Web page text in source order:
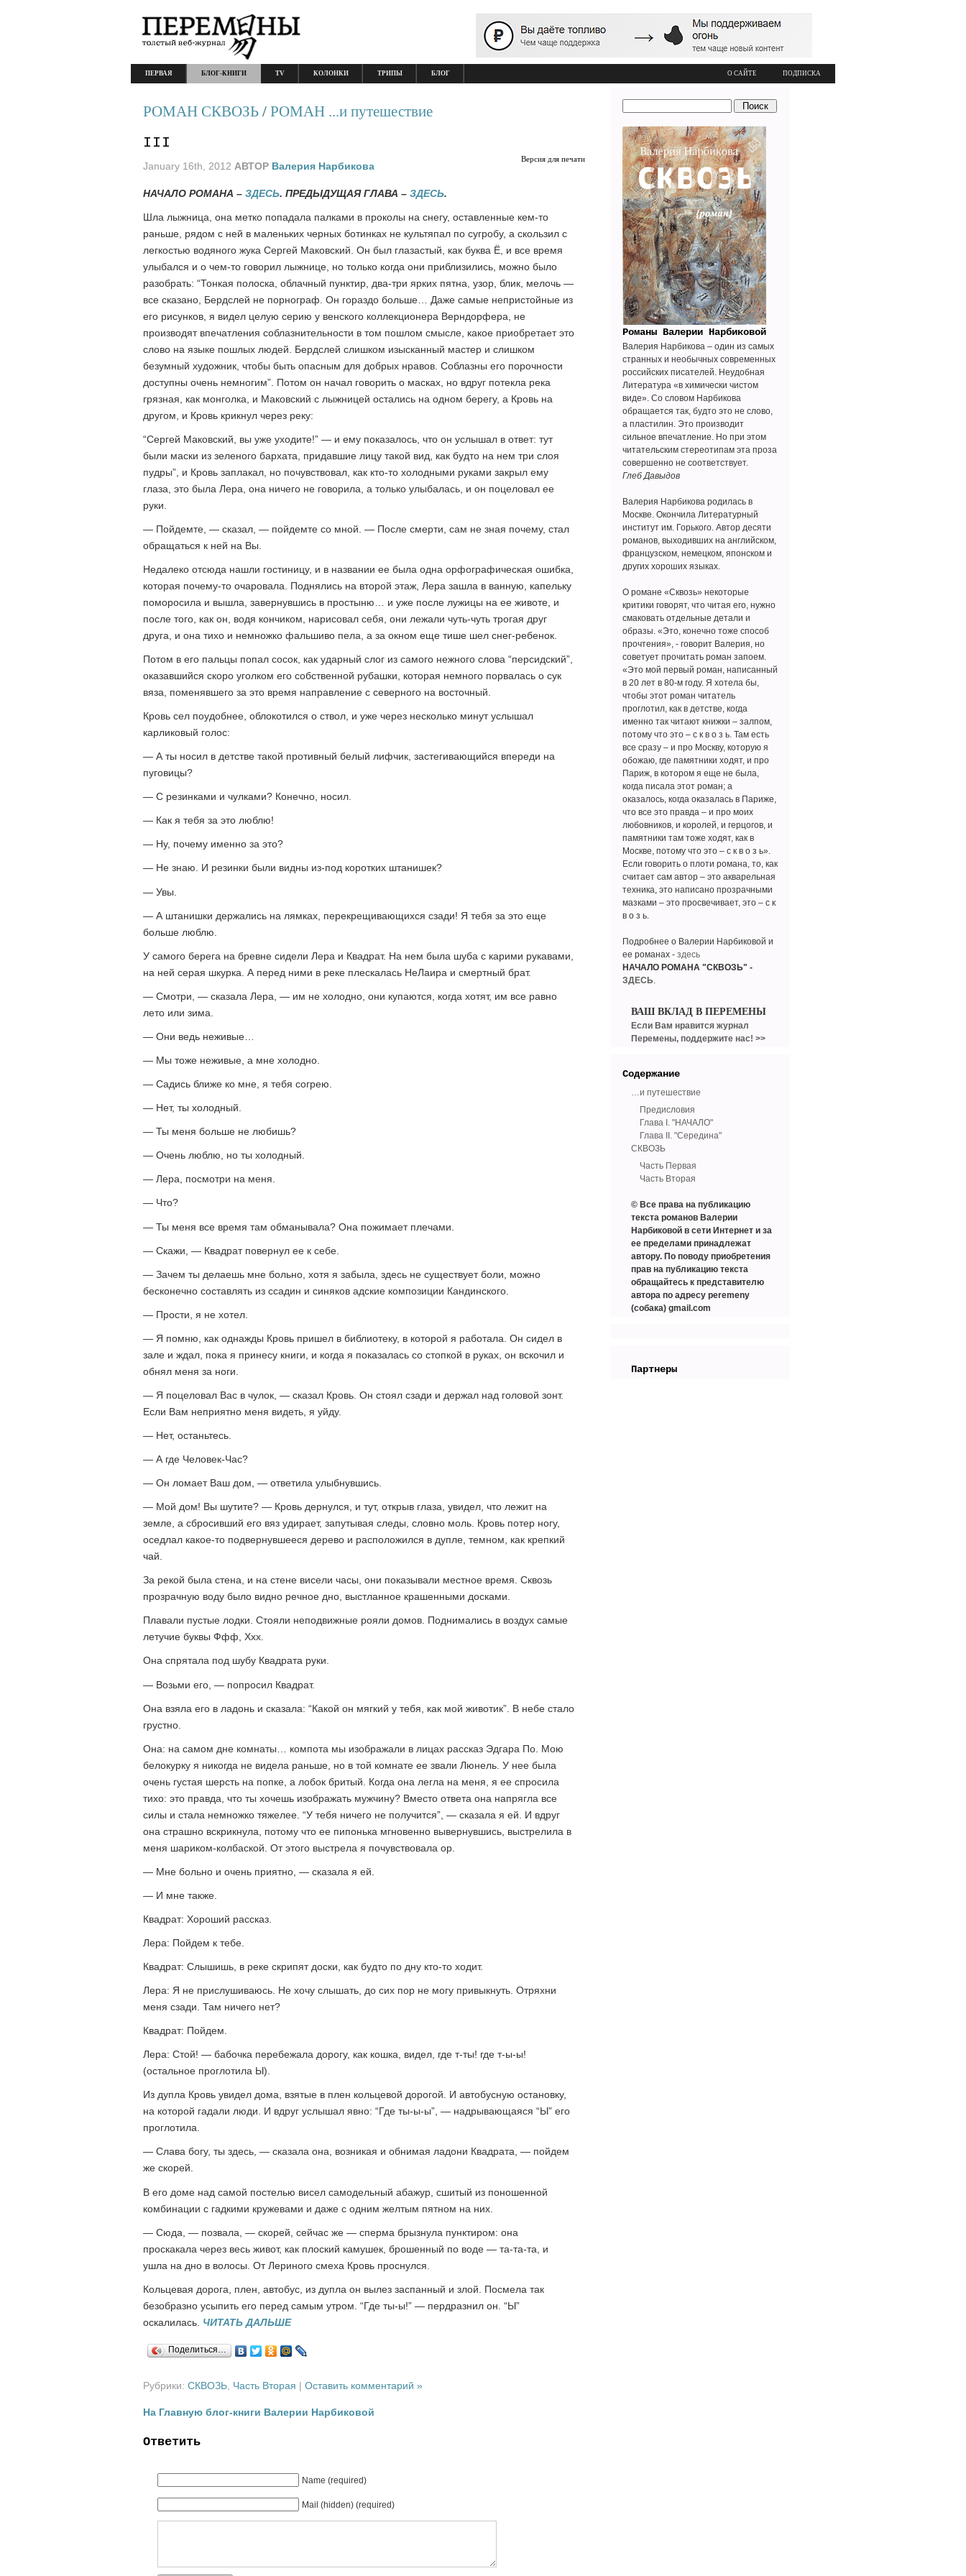
О САЙТЕ ПОДПИСКА
ПЕРВАЯ БЛОГ-КНИГИ TV КОЛОНКИ ТРИПЫ БЛОГ
РОМАН СКВОЗЬ / РОМАН ...и путешествие
III
Версия для печати
January 16th, 2012 АВТОР Валерия Нарбикова
НАЧАЛО РОМАНА – ЗДЕСЬ. ПРЕДЫДУЩАЯ ГЛАВА – ЗДЕСЬ.
Шла лыжница, она метко попадала палками в проколы на снегу, оставленные кем-то
раньше, рядом с ней в маленьких черных ботинках не культяпал по сугробу, а скользил с
легкостью водяного жука Сергей Маковский. Он был глазастый, как буква Ё, и все время
улыбался и о чем-то говорил лыжнице, но только когда они приблизились, можно было
разобрать: “Тонкая полоска, облачный пунктир, два-три ярких пятна, узор, блик, мелочь —
все сказано, Бердслей не порнограф. Он гораздо больше… Даже самые непристойные из
его рисунков, я видел целую серию у венского коллекционера Верндорфера, не
производят впечатления соблазнительности в том пошлом смысле, какое приобретает это
слово на языке пошлых людей. Бердслей слишком изысканный мастер и слишком
безумный художник, чтобы быть опасным для добрых нравов. Соблазны его порочности
доступны очень немногим”. Потом он начал говорить о масках, но вдруг потекла река
грязная, как монголка, и Маковский с лыжницей остались на одном берегу, а Кровь на
другом, и Кровь крикнул через реку:
“Сергей Маковский, вы уже уходите!” — и ему показалось, что он услышал в ответ: тут
были маски из зеленого бархата, придавшие лицу такой вид, как будто на нем три слоя
пудры”, и Кровь заплакал, но почувствовал, как кто-то холодными руками закрыл ему
глаза, это была Лера, она ничего не говорила, а только улыбалась, и он поцеловал ее
руки.
— Пойдемте, — сказал, — пойдемте со мной. — После смерти, сам не зная почему, стал
обращаться к ней на Вы.
Недалеко отсюда нашли гостиницу, и в названии ее была одна орфографическая ошибка,
которая почему-то очаровала. Поднялись на второй этаж, Лера зашла в ванную, капельку
поморосила и вышла, завернувшись в простыню… и уже после лужицы на ее животе, и
после того, как он, водя кончиком, нарисовал себя, они лежали чуть-чуть трогая друг
друга, и она тихо и немножко фальшиво пела, а за окном еще тише шел снег-ребенок.
Потом в его пальцы попал сосок, как ударный слог из самого нежного слова “персидский”,
оказавшийся скоро уголком его собственной рубашки, которая немного порвалась о сук
вяза, поменявшего за это время направление с северного на восточный.
Кровь сел поудобнее, облокотился о ствол, и уже через несколько минут услышал
карликовый голос:
— А ты носил в детстве такой противный белый лифчик, застегивающийся впереди на
пуговицы?
— С резинками и чулками? Конечно, носил.
— Как я тебя за это люблю!
— Ну, почему именно за это?
— Не знаю. И резинки были видны из-под коротких штанишек?
— Увы.
— А штанишки держались на лямках, перекрещивающихся сзади! Я тебя за это еще
больше люблю.
У самого берега на бревне сидели Лера и Квадрат. На нем была шуба с карими рукавами,
на ней серая шкурка. А перед ними в реке плескалась НеЛаира и смертный брат.
— Смотри, — сказала Лера, — им не холодно, они купаются, когда хотят, им все равно
лето или зима.
— Они ведь неживые…
— Мы тоже неживые, а мне холодно.
— Садись ближе ко мне, я тебя согрею.
— Нет, ты холодный.
— Ты меня больше не любишь?
— Очень люблю, но ты холодный.
— Лера, посмотри на меня.
— Что?
— Ты меня все время там обманывала? Она пожимает плечами.
— Скажи, — Квадрат повернул ее к себе.
— Зачем ты делаешь мне больно, хотя я забыла, здесь не существует боли, можно
бесконечно составлять из ссадин и синяков адские композиции Кандинского.
— Прости, я не хотел.
— Я помню, как однажды Кровь пришел в библиотеку, в которой я работала. Он сидел в
зале и ждал, пока я принесу книги, и когда я показалась со стопкой в руках, он вскочил и
обнял меня за ноги.
— Я поцеловал Вас в чулок, — сказал Кровь. Он стоял сзади и держал над головой зонт.
Если Вам неприятно меня видеть, я уйду.
— Нет, останьтесь.
— А где Человек-Час?
— Он ломает Ваш дом, — ответила улыбнувшись.
— Мой дом! Вы шутите? — Кровь дернулся, и тут, открыв глаза, увидел, что лежит на
земле, а сбросивший его вяз удирает, запутывая следы, словно моль. Кровь потер ногу,
оседлал какое-то подвернувшееся дерево и расположился в дупле, темном, как крепкий
чай.
За рекой была стена, и на стене висели часы, они показывали местное время. Сквозь
прозрачную воду было видно речное дно, выстланное крашенными досками.
Плавали пустые лодки. Стояли неподвижные рояли домов. Поднимались в воздух самые
летучие буквы Ффф, Ххх.
Она спрятала под шубу Квадрата руки.
— Возьми его, — попросил Квадрат.
Она взяла его в ладонь и сказала: “Какой он мягкий у тебя, как мой животик”. В небе стало
грустно.
Она: на самом дне комнаты… компота мы изображали в лицах рассказ Эдгара По. Мою
белокурку я никогда не видела раньше, но в той комнате ее звали Люнель. У нее была
очень густая шерсть на попке, а лобок бритый. Когда она легла на меня, я ее спросила
тихо: это правда, что ты хочешь изображать мужчину? Вместо ответа она напрягла все
силы и стала немножко тяжелее. “У тебя ничего не получится”, — сказала я ей. И вдруг
она страшно вскрикнула, потому что ее пипонька мгновенно вывернувшись, выстрелила в
меня шариком-колбаской. От этого выстрела я почувствовала ор.
— Мне больно и очень приятно, — сказала я ей.
— И мне также.
Квадрат: Хороший рассказ.
Лера: Пойдем к тебе.
Квадрат: Слышишь, в реке скрипят доски, как будто по дну кто-то ходит.
Лера: Я не прислушиваюсь. Не хочу слышать, до сих пор не могу привыкнуть. Отряхни
меня сзади. Там ничего нет?
Квадрат: Пойдем.
Лера: Стой! — бабочка перебежала дорогу, как кошка, видел, где т-ты! где т-ы-ы!
(остальное проглотила Ы).
Из дупла Кровь увидел дома, взятые в плен кольцевой дорогой. И автобусную остановку,
на которой гадали люди. И вдруг услышал явно: “Где ты-ы-ы”, — надрывающаяся “Ы” его
проглотила.
— Слава богу, ты здесь, — сказала она, возникая и обнимая ладони Квадрата, — пойдем
же скорей.
В его доме над самой постелью висел самодельный абажур, сшитый из поношенной
комбинации с гадкими кружевами и даже с одним желтым пятном на них.
— Сюда, — позвала, — скорей, сейчас же — сперма брызнула пунктиром: она
проскакала через весь живот, как плоский камушек, брошенный по воде — та-та-та, и
ушла на дно в волосы. От Лериного смеха Кровь проснулся.
Кольцевая дорога, плен, автобус, из дупла он вылез заспанный и злой. Посмела так
безобразно усыпить его перед самым утром. “Где ты-ы!” — пердразнил он. “Ы”
оскалилась. ЧИТАТЬ ДАЛЬШЕ
Поделиться…
Рубрики: СКВОЗЬ Часть Вторая | Оставить комментарий »
На Главную блог-книги Валерии Нарбиковой
Ответить
Name (required)
Mail (hidden) (required)
Романы Валерии Нарбиковой
Валерия Нарбикова – один из самых
странных и необычных современных
российских писателей. Неудобная
Литература «в химически чистом
виде». Со словом Нарбикова
обращается так, будто это не слово,
а пластилин. Это производит
сильное впечатление. Но при этом
читательским стереотипам эта проза
совершенно не соответствует.
Глеб Давыдов
Валерия Нарбикова родилась в
Москве. Окончила Литературный
институт им. Горького. Автор десяти
романов, выходивших на английском,
французском, немецком, японском и
других хороших языках.
О романе «Сквозь» некоторые
критики говорят, что читая его, нужно
смаковать отдельные детали и
образы. «Это, конечно тоже способ
прочтения», - говорит Валерия, но
советует прочитать роман запоем.
«Это мой первый роман, написанный
в 20 лет в 80-м году. Я хотела бы,
чтобы этот роман читатель
проглотил, как в детстве, когда
именно так читают книжки – залпом,
потому что это – с к в о з ь. Там есть
все сразу – и про Москву, которую я
обожаю, где памятники ходят, и про
Париж, в котором я еще не была,
когда писала этот роман; а
оказалось, когда оказалась в Париже,
что все это правда – и про моих
любовников, и королей, и герцогов, и
памятники там тоже ходят, как в
Москве, потому что это – с к в о з ь».
Если говорить о плоти романа, то, как
считает сам автор – это акварельная
техника, это написано прозрачными
мазками – это просвечивает, это – с к
в о з ь.
Подробнее о Валерии Нарбиковой и
ее романах - здесь
НАЧАЛО РОМАНА "СКВОЗЬ" -
ЗДЕСЬ.
ВАШ ВКЛАД В ПЕРЕМЕНЫ
Если Вам нравится журнал
Перемены, поддержите нас! >>
Содержание
…и путешествие
Предисловия
Глава I. "НАЧАЛО"
Глава II. "Середина"
СКВОЗЬ
Часть Первая
Часть Вторая
© Все права на публикацию
текста романов Валерии
Нарбиковой в сети Интернет и за
ее пределами принадлежат
автору. По поводу приобретения
прав на публикацию текста
обращайтесь к представителю
автора по адресу peremeny
(собака) gmail.com
Партнеры